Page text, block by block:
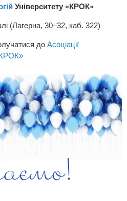
Університету «КРОК»
(Лагерна, 30–32, каб. 322)
до Асоціації